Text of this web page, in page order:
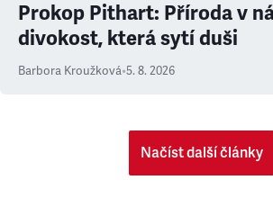
Prokop Pithart: Příroda v
divokost, která sytí duši
Barbora Kroužková•5. 8. 2026
Načíst další články